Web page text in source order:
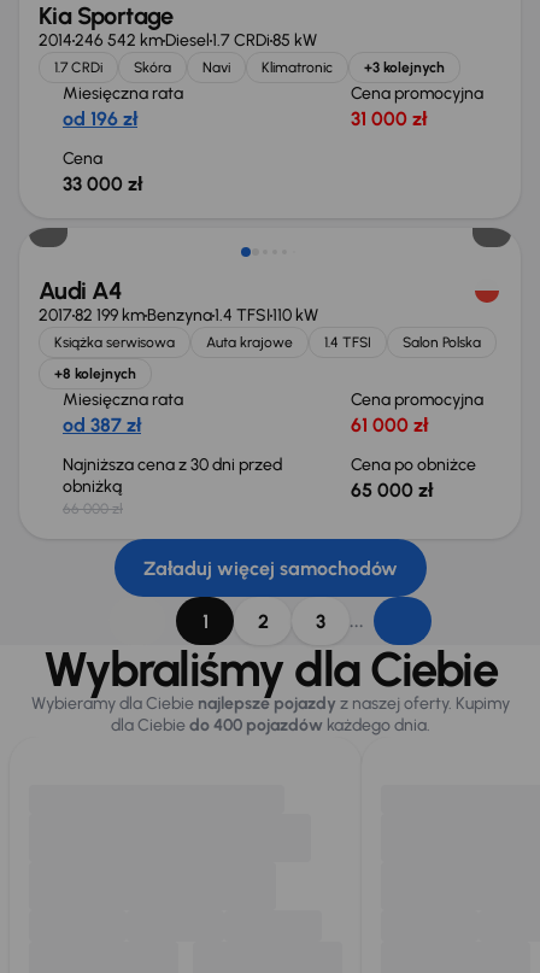
Kia Sportage
2014246 542 kmDiesel1.7 CRDi85 kW
1.7 CRDi Skóra Navi Klimatronic +3 kolejnych
Miesięczna rata
od 196 zł
Cena promocyjna
31 000 zł
Cena
33 000 zł
Audi A4
201782 199 kmBenzyna1.4 TFSI110 kW
Książka serwisowa Auta krajowe 1.4 TFSI
Salon Polska
+8 kolejnych
Miesięczna rata
od 387 zł
Cena promocyjna
61 000 zł
Najniższa cena z 30 dni przed
obniżką
66 000 zł
Cena po obniżce
65 000 zł
Załaduj więcej samochodów
1 2 3 ...
Wybraliśmy dla Ciebie
Wybieramy dla Ciebie najlepsze pojazdy z naszej oferty. Kupimy
dla Ciebiedo 400 pojazdówkażdego dnia.